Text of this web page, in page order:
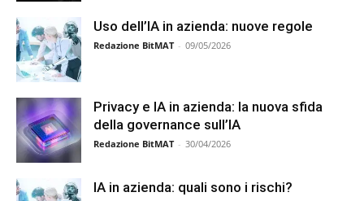
Uso dell’IA in azienda: nuove regole
Redazione BitMAT - 09/05/2026
Privacy e IA in azienda: la nuova sfida
della governance sull’IA
Redazione BitMAT - 30/04/2026
IA in azienda: quali sono i rischi?